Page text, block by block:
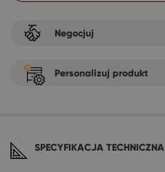
Negocjuj
Personalizuj produkt
SPECYFIKACJA TECHNICZNA